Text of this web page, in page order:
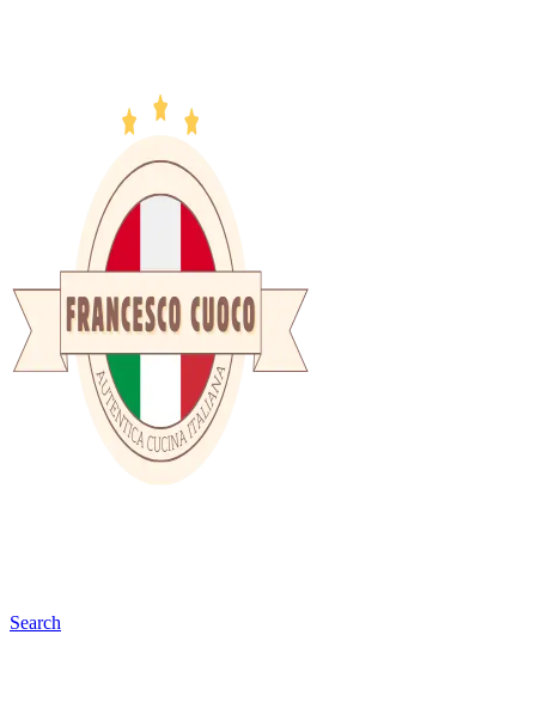
Search